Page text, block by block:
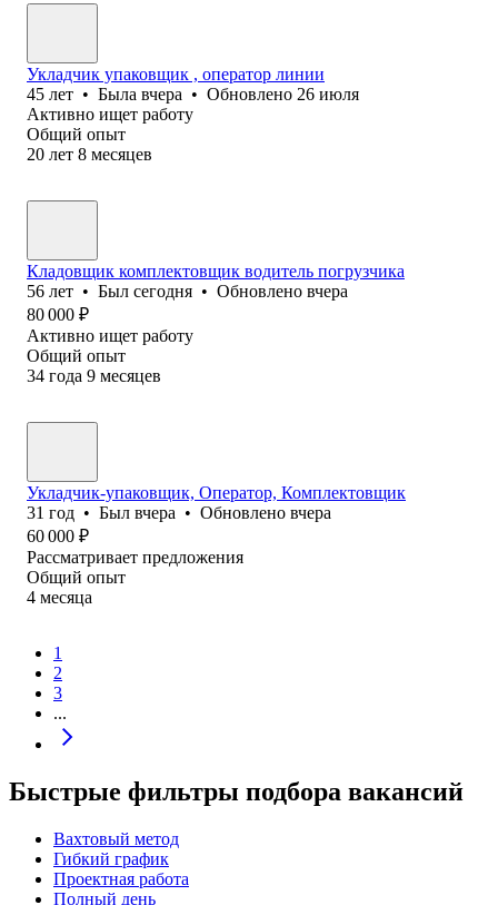
Укладчик упаковщик , оператор линии
45 лет • Была вчера • Обновлено 26 июля
Активно ищет работу
Общий опыт
20 лет 8 месяцев
Кладовщик комплектовщик водитель погрузчика
56 лет • Был сегодня • Обновлено вчера
80 000 ₽
Активно ищет работу
Общий опыт
34 года 9 месяцев
Укладчик-упаковщик, Оператор, Комплектовщик
31 год • Был вчера • Обновлено вчера
60 000 ₽
Рассматривает предложения
Общий опыт
4 месяца
1
2
3
...
Быстрые фильтры подбора вакансий
Вахтовый метод
Гибкий график
Проектная работа
Полный день